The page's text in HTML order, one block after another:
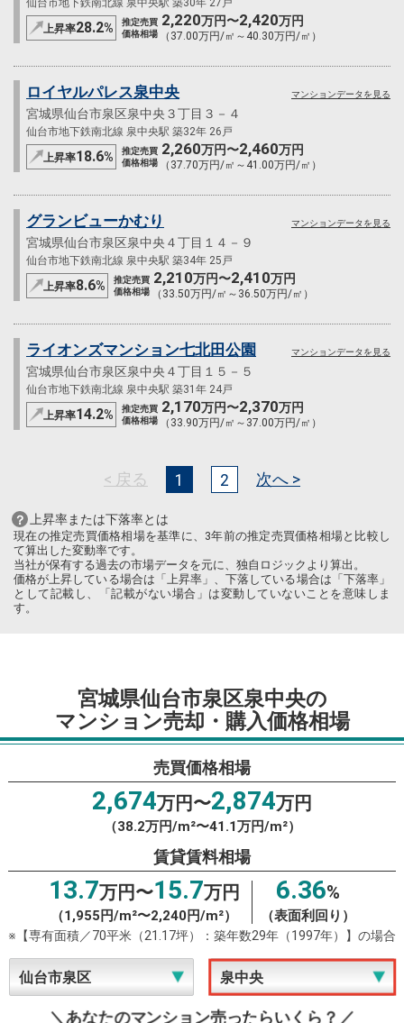
仙台市地下鉄南北線 泉中央駅 築30年 27戸
上昇率28.2%
推定売買
価格相場
2,220万円〜2,420万円
（37.00万円/㎡～40.30万円/㎡）
ロイヤルパレス泉中央
宮城県仙台市泉区泉中央３丁目３－４
仙台市地下鉄南北線 泉中央駅 築32年 26戸
上昇率18.6%
推定売買
価格相場
2,260万円〜2,460万円
（37.70万円/㎡～41.00万円/㎡）
マンションデータを見る
グランビューかむり
宮城県仙台市泉区泉中央４丁目１４－９
仙台市地下鉄南北線 泉中央駅 築34年 25戸
上昇率8.6%
推定売買
価格相場
2,210万円〜2,410万円
（33.50万円/㎡～36.50万円/㎡）
マンションデータを見る
ライオンズマンション七北田公園
宮城県仙台市泉区泉中央４丁目１５－５
仙台市地下鉄南北線 泉中央駅 築31年 24戸
上昇率14.2%
推定売買
価格相場
2,170万円〜2,370万円
（33.90万円/㎡～37.00万円/㎡）
マンションデータを見る
< 戻る 1 2 次へ >
上昇率または下落率とは
現在の推定売買価格相場を基準に、3年前の推定売買価格相場と比較し
て算出した変動率です。
当社が保有する過去の市場データを元に、独自ロジックより算出。
価格が上昇している場合は「上昇率」、下落している場合は「下落率」
として記載し、「記載がない場合」は変動していないことを意味しま
す。
宮城県仙台市泉区泉中央の
マンション売却・購入価格相場
売買価格相場
2,674万円〜2,874万円
（38.2万円/m²〜41.1万円/m²）
賃貸賃料相場
13.7万円〜15.7万円
（1,955円/m²〜2,240円/m²）
6.36%
（表面利回り）
※【専有面積／70平米（21.17坪）：築年数29年（1997年）】の場合
＼あなたのマンション売ったらいくら？／